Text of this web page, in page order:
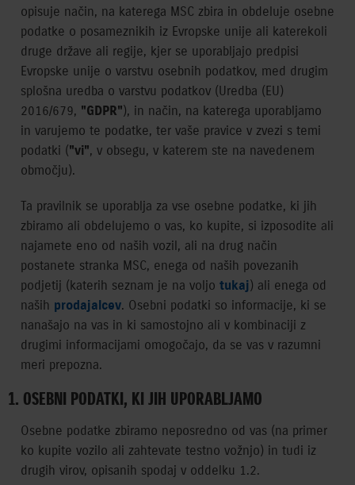
opisuje način, na katerega MSC zbira in obdeluje osebne
podatke o posameznikih iz Evropske unije ali katerekoli
druge države ali regije, kjer se uporabljajo predpisi
Evropske unije o varstvu osebnih podatkov, med drugim
splošna uredba o varstvu podatkov (Uredba (EU)
2016/679, "GDPR"), in način, na katerega uporabljamo
in varujemo te podatke, ter vaše pravice v zvezi s temi
podatki ("vi", v obsegu, v katerem ste na navedenem
območju).
Ta pravilnik se uporablja za vse osebne podatke, ki jih
zbiramo ali obdelujemo o vas, ko kupite, si izposodite ali
najamete eno od naših vozil, ali na drug način
postanete stranka MSC, enega od naših povezanih
podjetij (katerih seznam je na voljo tukaj) ali enega od
naših prodajalcev. Osebni podatki so informacije, ki se
nanašajo na vas in ki samostojno ali v kombinaciji z
drugimi informacijami omogočajo, da se vas v razumni
meri prepozna.
1. OSEBNI PODATKI, KI JIH UPORABLJAMO
Osebne podatke zbiramo neposredno od vas (na primer
ko kupite vozilo ali zahtevate testno vožnjo) in tudi iz
drugih virov, opisanih spodaj v oddelku 1.2.